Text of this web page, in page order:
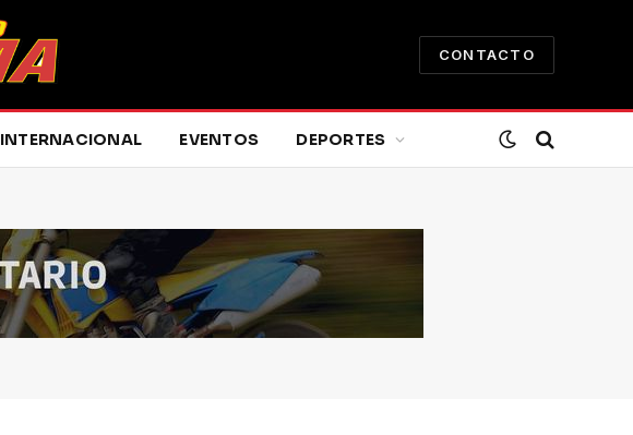
CONTACTO
INTERNACIONAL EVENTOS DEPORTES